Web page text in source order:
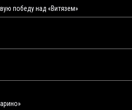
победу над «Витязем»